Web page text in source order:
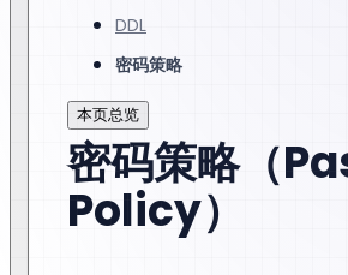
DDL
密码策略
本页总览
密码策略（
Policy）